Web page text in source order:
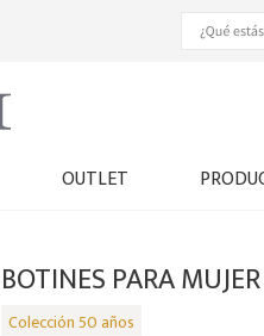
OUTLET
BOTINES PARA